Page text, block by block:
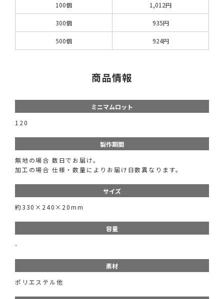
100個 1,012円
300個 935円
500個 924円
商品情報
ミニマムロット
120
製作期間
無地の場合 数日でお届け。
加工の場合 仕様・数量によりお届け日数異なります。
サイズ
約330×240×20mm
容量
-
素材
ポリエステル他